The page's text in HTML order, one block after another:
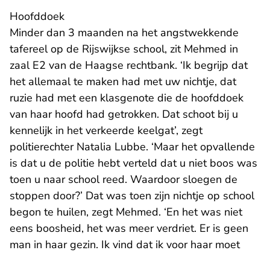
Hoofddoek
Minder dan 3 maanden na het angstwekkende
tafereel op de Rijswijkse school, zit Mehmed in
zaal E2 van de Haagse rechtbank. ‘Ik begrijp dat
het allemaal te maken had met uw nichtje, dat
ruzie had met een klasgenote die de hoofddoek
van haar hoofd had getrokken. Dat schoot bij u
kennelijk in het verkeerde keelgat’, zegt
politierechter Natalia Lubbe. ‘Maar het opvallende
is dat u de politie hebt verteld dat u niet boos was
toen u naar school reed. Waardoor sloegen de
stoppen door?’ Dat was toen zijn nichtje op school
begon te huilen, zegt Mehmed. ‘En het was niet
eens boosheid, het was meer verdriet. Er is geen
man in haar gezin. Ik vind dat ik voor haar moet